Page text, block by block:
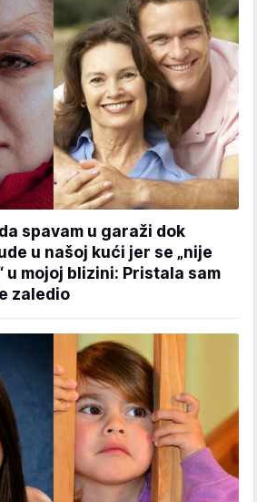
spavam u garaži dok
u našoj kući jer se „nije
u mojoj blizini: Pristala sam
zaledio